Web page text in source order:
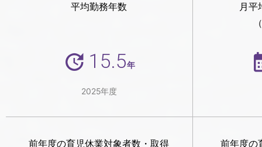
平均勤務年数
15.5年
2025年度
月平
前年度の育児休業対象者数・取得 前年度の